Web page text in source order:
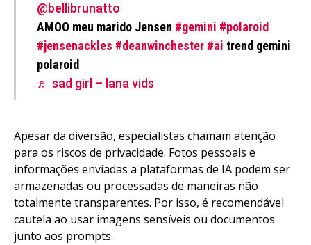
@bellibrunatto
AMOO meu marido Jensen #gemini #polaroid
#jensenackles #deanwinchester #ai trend gemini
polaroid
♬ sad girl – lana vids
Apesar da diversão, especialistas chamam atenção
para os riscos de privacidade. Fotos pessoais e
informações enviadas a plataformas de IA podem ser
armazenadas ou processadas de maneiras não
totalmente transparentes. Por isso, é recomendável
cautela ao usar imagens sensíveis ou documentos
junto aos prompts.